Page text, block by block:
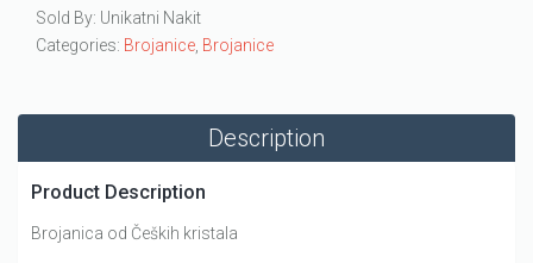
Sold By: Unikatni Nakit
Categories: Brojanice, Brojanice
Description
Product Description
Brojanica od Čeških kristala